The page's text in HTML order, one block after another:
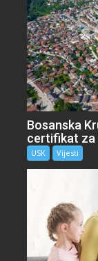
Bosanska
certifikat za
USK Vijesti